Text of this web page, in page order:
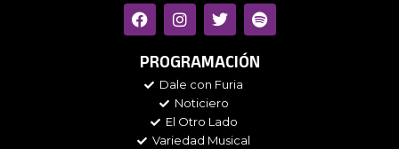
F
a
e
o
I
n
t
g
r
a
m
T
w
t
e
r
S
p
t
PROGRAMACIÓN
Dale con Furia
Noticiero
El Otro Lado
Variedad Musical